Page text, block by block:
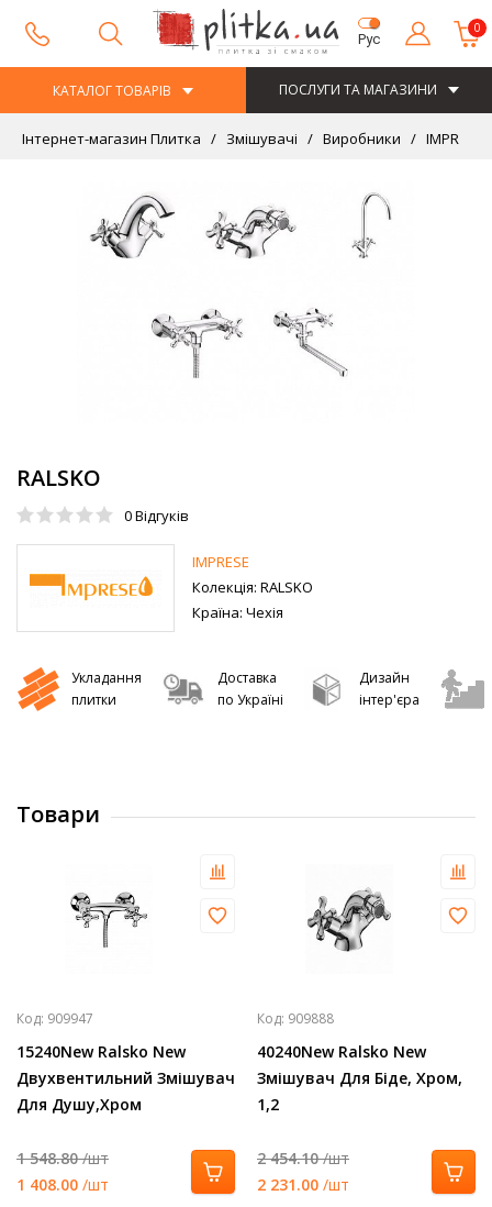
Рус
0
КАТАЛОГ ТОВАРІВ ПОСЛУГИ ТА МАГАЗИНИ
Інтернет-магазин Плитка Змішувачі Виробники IMPRESE
RALSKO
0Відгуків
IMPRESE
Колекція: RALSKO
Країна: Чехія
Укладання
плитки
Доставка
по Україні
Дизайн
інтер'єра
Товари
Код: 909947
15240New Ralsko New
Двухвентильний Змішувач
Для Душу,Хром
1 548.80/шт
1 408.00 /шт
Код: 909888
40240New Ralsko New
Змішувач Для Біде, Хром,
1,2
2 454.10/шт
2 231.00 /шт